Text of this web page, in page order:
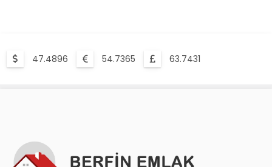
47.4896 54.7365 63.7431